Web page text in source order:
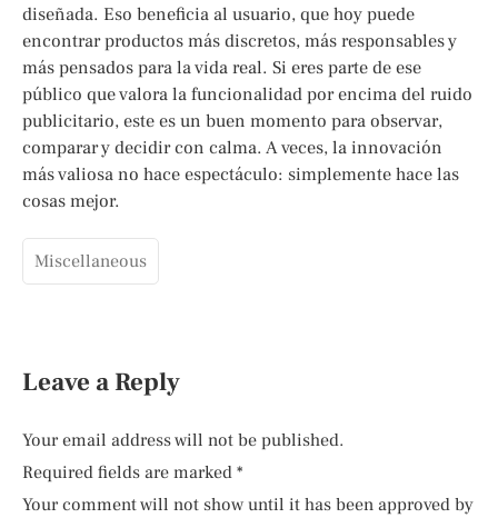
diseñada. Eso beneficia al usuario, que hoy puede
encontrar productos más discretos, más responsables y
más pensados para la vida real. Si eres parte de ese
público que valora la funcionalidad por encima del ruido
publicitario, este es un buen momento para observar,
comparar y decidir con calma. A veces, la innovación
más valiosa no hace espectáculo: simplemente hace las
cosas mejor.
Miscellaneous
Leave a Reply
Your email address will not be published.
Required fields are marked *
Your comment will not show until it has been approved by